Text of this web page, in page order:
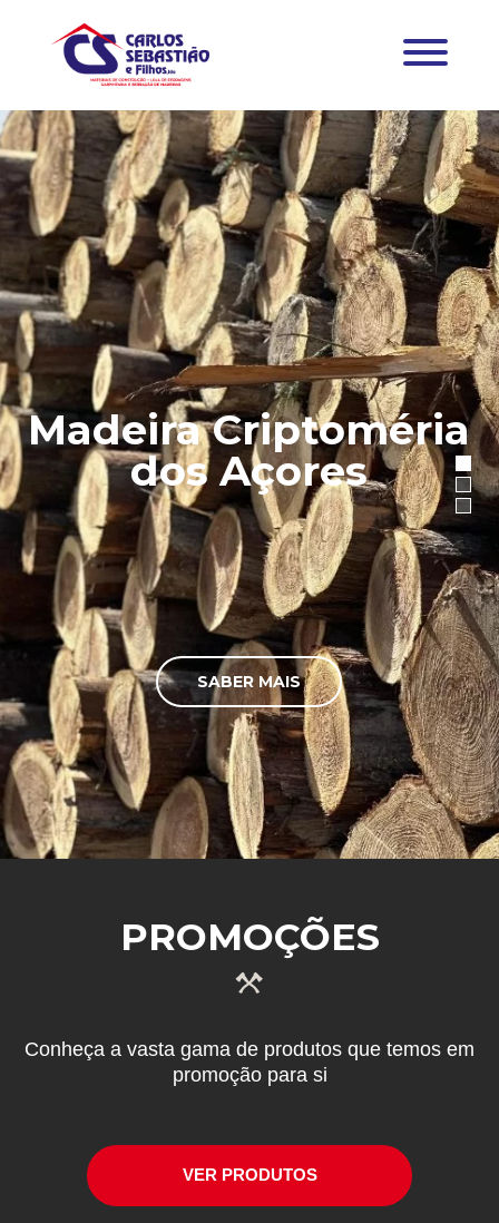
Madeira Criptoméria
dos Açores
SABER MAIS
PROMOÇÕES
Conheça a vasta gama de produtos que temos em
promoção para si
VER PRODUTOS